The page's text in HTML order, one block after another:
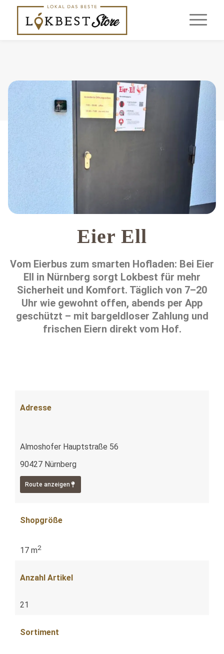
Eier Ell
Vom Eierbus zum smarten Hofladen: Bei Eier
Ell in Nürnberg sorgt Lokbest für mehr
Sicherheit und Komfort. Täglich von 7–20
Uhr wie gewohnt offen, abends per App
geschützt – mit bargeldloser Zahlung und
frischen Eiern direkt vom Hof.
Adresse
Almoshofer Hauptstraße 56
90427 Nürnberg
Route anzeigen
Shopgröße
17 m2
Anzahl Artikel
21
Sortiment